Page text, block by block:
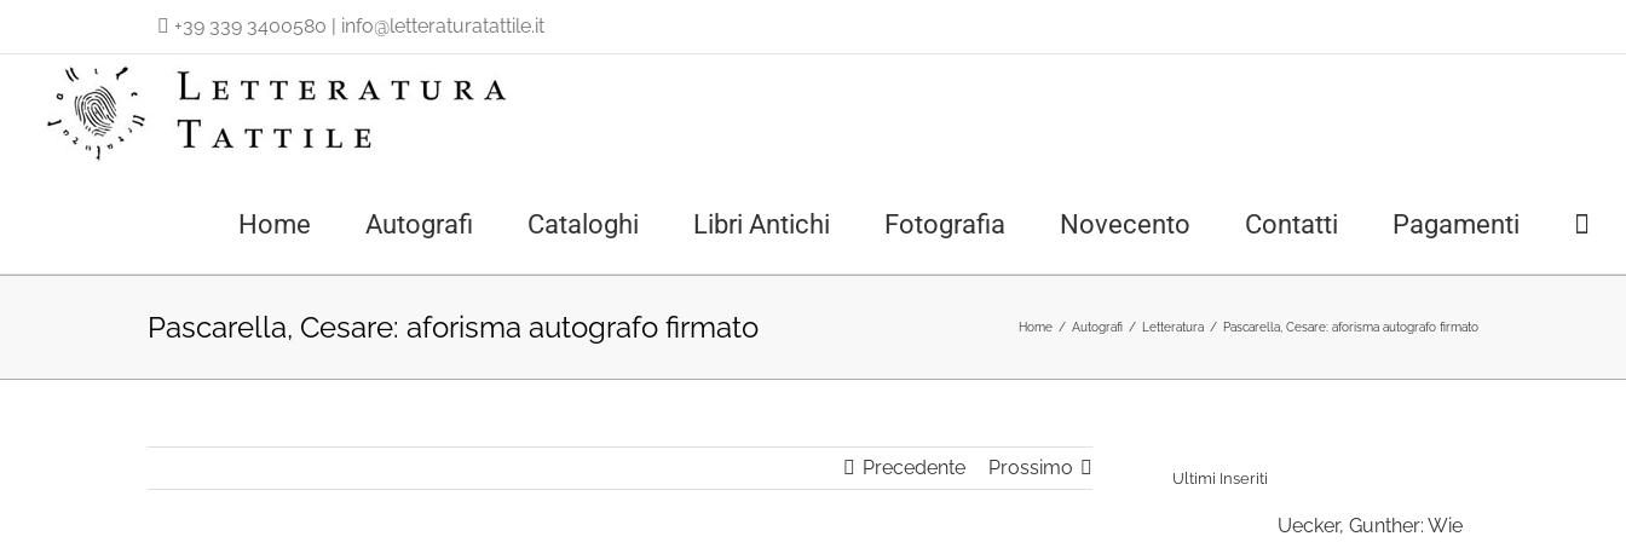
contenuto
+39 339 3400580 | info@letteraturatattile.it
Home Autografi Cataloghi Libri Antichi Fotografia Novecento Contatti Pagamenti
Pascarella, Cesare: aforisma autografo firmato Home / Autografi / Letteratura / Pascarella, Cesare: aforisma autografo firmato
Precedente Prossimo Ultimi Inseriti
Uecker, Gunther: Wie